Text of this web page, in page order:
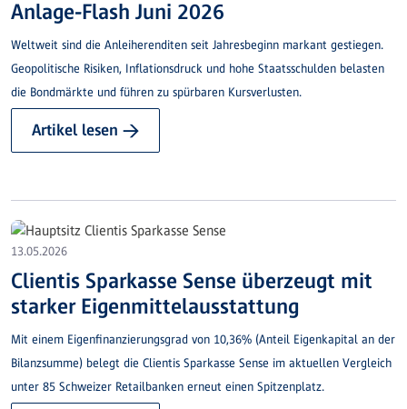
Anlage-Flash Juni 2026
Weltweit sind die Anleiherenditen seit Jahresbeginn markant gestiegen.
Geopolitische Risiken, Inflationsdruck und hohe Staatsschulden belasten
die Bondmärkte und führen zu spürbaren Kursverlusten.
Artikel lesen →
13.05.2026
Clientis Sparkasse Sense überzeugt mit
starker Eigenmittelausstattung
Mit einem Eigenfinanzierungsgrad von 10,36% (Anteil Eigenkapital an der
Bilanzsumme) belegt die Clientis Sparkasse Sense im aktuellen Vergleich
unter 85 Schweizer Retailbanken erneut einen Spitzenplatz.